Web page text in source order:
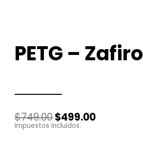
PETG – Zafiro
$749.00El
precio
$499.00El
Impuestos incluidos.